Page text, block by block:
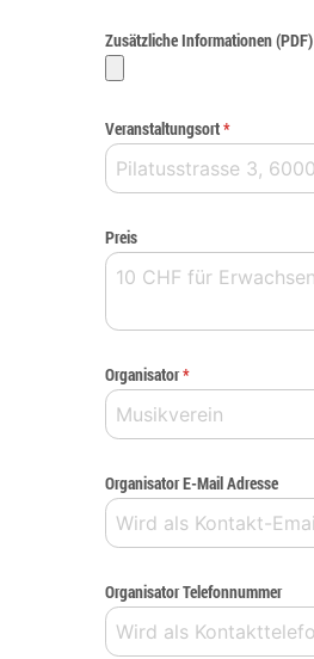
Zusätzliche Informationen (PDF)
Veranstaltungsort*
Preis
Organisator*
Organisator E-Mail Adresse
Organisator Telefonnummer